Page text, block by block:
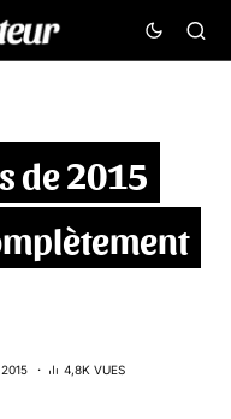
de 2015
4,8K VUES